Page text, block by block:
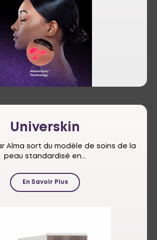
Universkin
Alma sort du modèle de soins de la
peau standardisé en...
En Savoir Plus